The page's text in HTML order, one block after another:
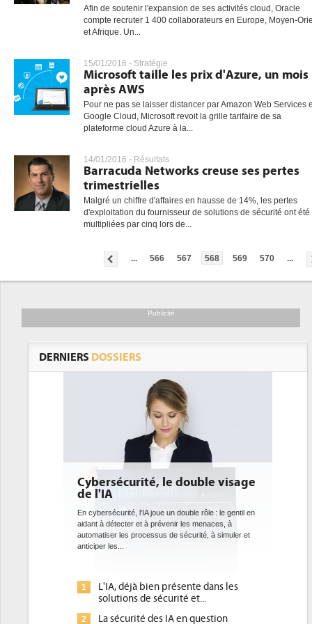
Afin de soutenir l'expansion de ses activités cloud, Oracle
compte recruter 1 400 collaborateurs en Europe, Moyen-
et Afrique. Un...
15/01/2016 - Stratégie
Microsoft taille les prix d'Azure, un mois
après AWS
Pour ne pas se laisser distancer par Amazon Web Services
Google Cloud, Microsoft revoit la grille tarifaire de sa
plateforme cloud Azure à la...
14/01/2016 - Résultats
Barracuda Networks creuse ses pertes
trimestrielles
Malgré un chiffre d'affaires en hausse de 14%, les pertes
d'exploitation du fournisseur de solutions de sécurité ont été
multipliées par cinq lors de...
... 566 567 568 569 570 ...
Publicité
DERNIERS DOSSIERS
double visage
double rôle : le gentil en
sécurité, à simuler et
DEE: l'efficacité énergétique
bientôt une obligation pour les
datacenters
Des datacenters plus durables et plus efficaces, c'est
ce que recherchent les pouvoirs publics européens
avec la mise en oeuvre de la nouvelle Directive sur
1
Qu'est-ce que la DEE (directive
d'efficacité énergétique) ?
2
DEE, une pression administrative